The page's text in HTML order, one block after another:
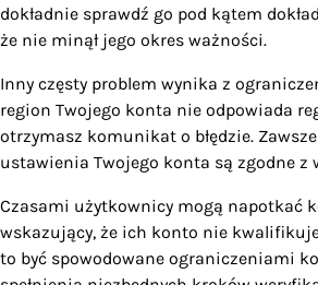
dokładnie sprawdź go pod kątem
że nie minął jego okres ważności.
Inny częsty problem wynika z
region Twojego konta nie odpowiada
otrzymasz komunikat o błędzie.
ustawienia Twojego konta są zgodne z
Czasami użytkownicy mogą napotkać
wskazujący, że ich konto nie
to być spowodowane ograniczeniami